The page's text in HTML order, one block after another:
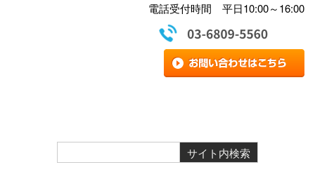
電話受付時間 平日10:00～16:00